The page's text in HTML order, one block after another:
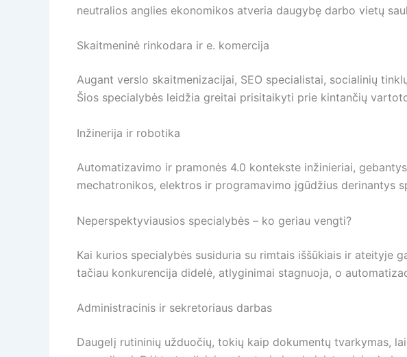
neutralios anglies ekonomikos atveria daugybę darbo vietų
Skaitmeninė rinkodara ir e. komercija
Augant verslo skaitmenizacijai, SEO specialistai, socialinių
Šios specialybės leidžia greitai prisitaikyti prie kintančių
Inžinerija ir robotika
Automatizavimo ir pramonės 4.0 kontekste inžinieriai,
mechatronikos, elektros ir programavimo įgūdžius derinantys
Neperspektyviausios specialybės – ko geriau vengti?
Kai kurios specialybės susiduria su rimtais iššūkiais ir ateityje
tačiau konkurencija didelė, atlyginimai stagnuoja, o
Administracinis ir sekretoriaus darbas
Daugelį rutininių užduočių, tokių kaip dokumentų tvarkymas,